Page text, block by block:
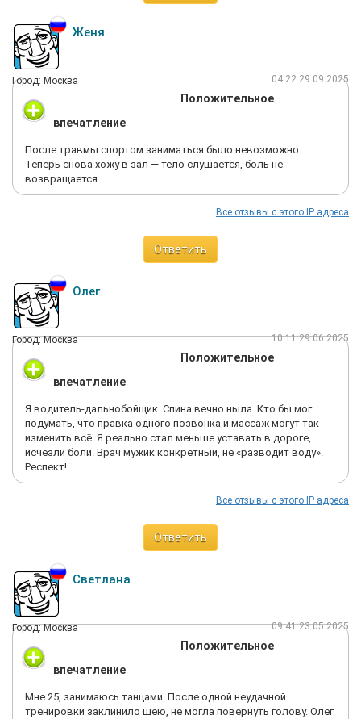
Женя
Город: Москва 04:22 29.09.2025
Положительное
впечатление
После травмы спортом заниматься было невозможно.
Теперь снова хожу в зал — тело слушается, боль не
возвращается.
Все отзывы с этого IP адреса
Ответить
Олег
Город: Москва 10:11 29.06.2025
Положительное
впечатление
Я водитель-дальнобойщик. Спина вечно ныла. Кто бы мог
подумать, что правка одного позвонка и массаж могут так
изменить всё. Я реально стал меньше уставать в дороге,
исчезли боли. Врач мужик конкретный, не «разводит воду».
Респект!
Все отзывы с этого IP адреса
Ответить
Светлана
Город: Москва 09:41 23.05.2025
Положительное
впечатление
Мне 25, занимаюсь танцами. После одной неудачной
тренировки заклинило шею, не могла повернуть голову. Олег